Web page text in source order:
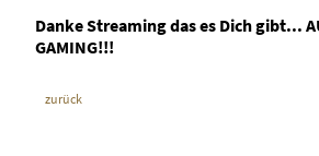
Danke Streaming das es Dich gibt...
GAMING!!!
zurück